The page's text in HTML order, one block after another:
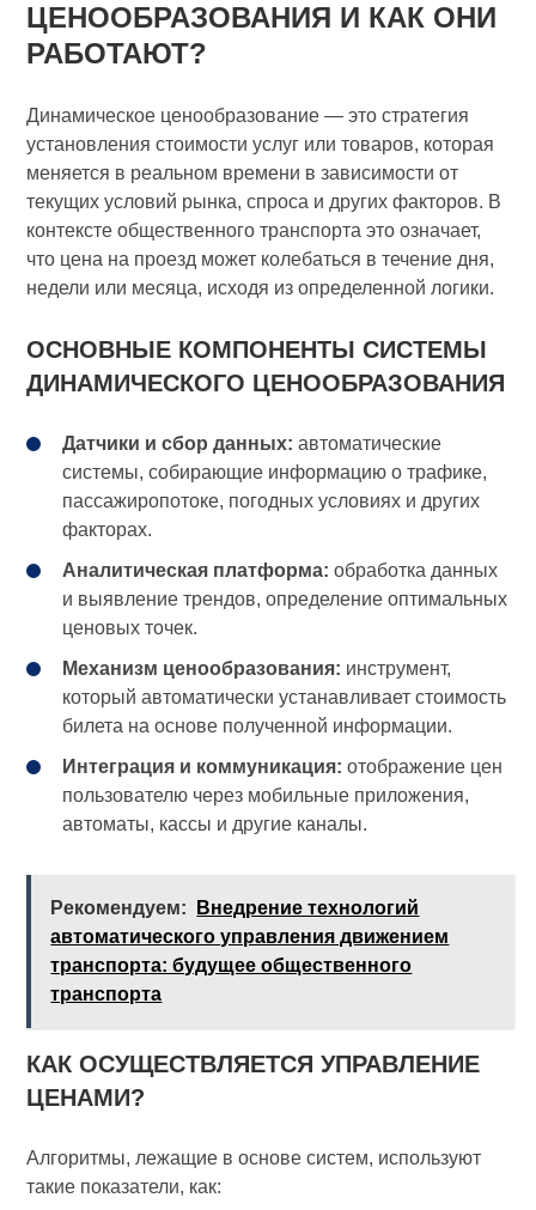
ЦЕНООБРАЗОВАНИЯ И КАК ОНИ
РАБОТАЮТ?
Динамическое ценообразование — это стратегия
установления стоимости услуг или товаров, которая
меняется в реальном времени в зависимости от
текущих условий рынка, спроса и других факторов. В
контексте общественного транспорта это означает,
что цена на проезд может колебаться в течение дня,
недели или месяца, исходя из определенной логики.
ОСНОВНЫЕ КОМПОНЕНТЫ СИСТЕМЫ
ДИНАМИЧЕСКОГО ЦЕНООБРАЗОВАНИЯ
Датчики и сбор данных: автоматические
системы, собирающие информацию о трафике,
пассажиропотоке, погодных условиях и других
факторах.
Аналитическая платформа: обработка данных
и выявление трендов, определение оптимальных
ценовых точек.
Механизм ценообразования: инструмент,
который автоматически устанавливает стоимость
билета на основе полученной информации.
Интеграция и коммуникация: отображение цен
пользователю через мобильные приложения,
автоматы, кассы и другие каналы.
Рекомендуем:
Внедрение технологий
автоматического управления движением
транспорта: будущее общественного
транспорта
КАК ОСУЩЕСТВЛЯЕТСЯ УПРАВЛЕНИЕ
ЦЕНАМИ?
Алгоритмы, лежащие в основе систем, используют
такие показатели, как: